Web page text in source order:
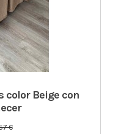
color Beige con
€